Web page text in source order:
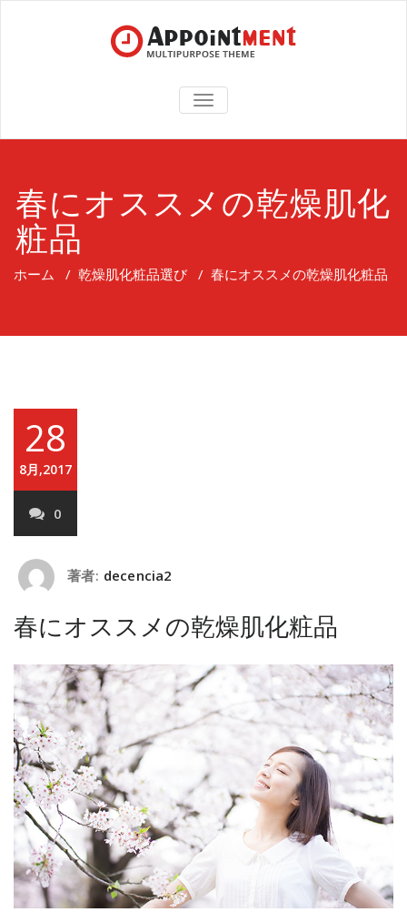
TOGGLE
NAVIGATION
春にオススメの乾燥肌化
粧品
ホーム / 乾燥肌化粧品選び / 春にオススメの乾燥肌化粧品
28
8月,2017
0
著者: decencia2
春にオススメの乾燥肌化粧品